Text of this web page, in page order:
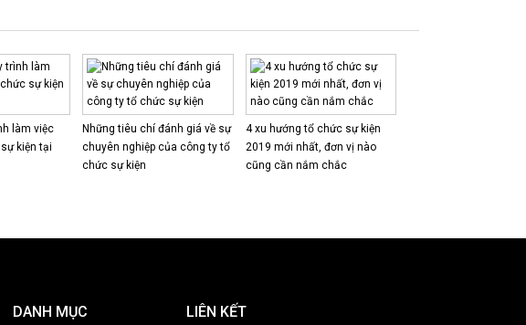
làm việc
kiện tại
Những tiêu chí đánh giá về sự
chuyên nghiệp của công ty tổ
chức sự kiện
4 xu hướng tổ chức sự kiện
2019 mới nhất, đơn vị nào
cũng cần nắm chắc
DANH MỤC LIÊN KẾT